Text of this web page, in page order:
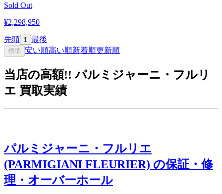
Sold Out
¥2,298,950
先頭 1 最後
標準 安い順高い順新着順更新順
当店の高額!! パルミジャーニ・フルリ
エ 買取実績
パルミジャーニ・フルリエ
(PARMIGIANI FLEURIER) の保証・修
理・オーバーホール